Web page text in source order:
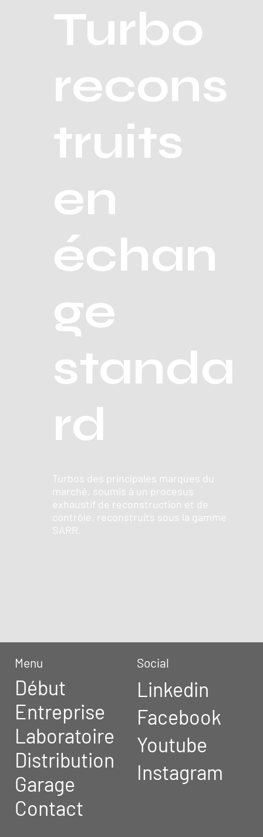
Turbos des principales marques du
marché, soumis à un procesus
exhaustif de reconstruction et de
contrôle, reconstruits sous la gamme
SARR.
Turbo
recons
truits
en
échan
ge
standa
rd
Menu
Début
Entreprise
Laboratoire
Distribution
Garage
Contact
Social
Linkedin
Facebook
Youtube
Instagram